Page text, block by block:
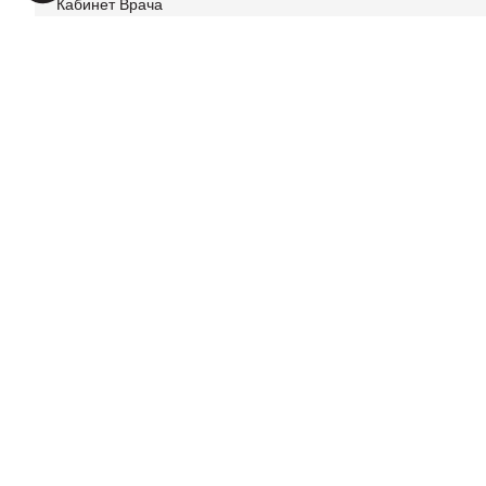
Кабинет Врача